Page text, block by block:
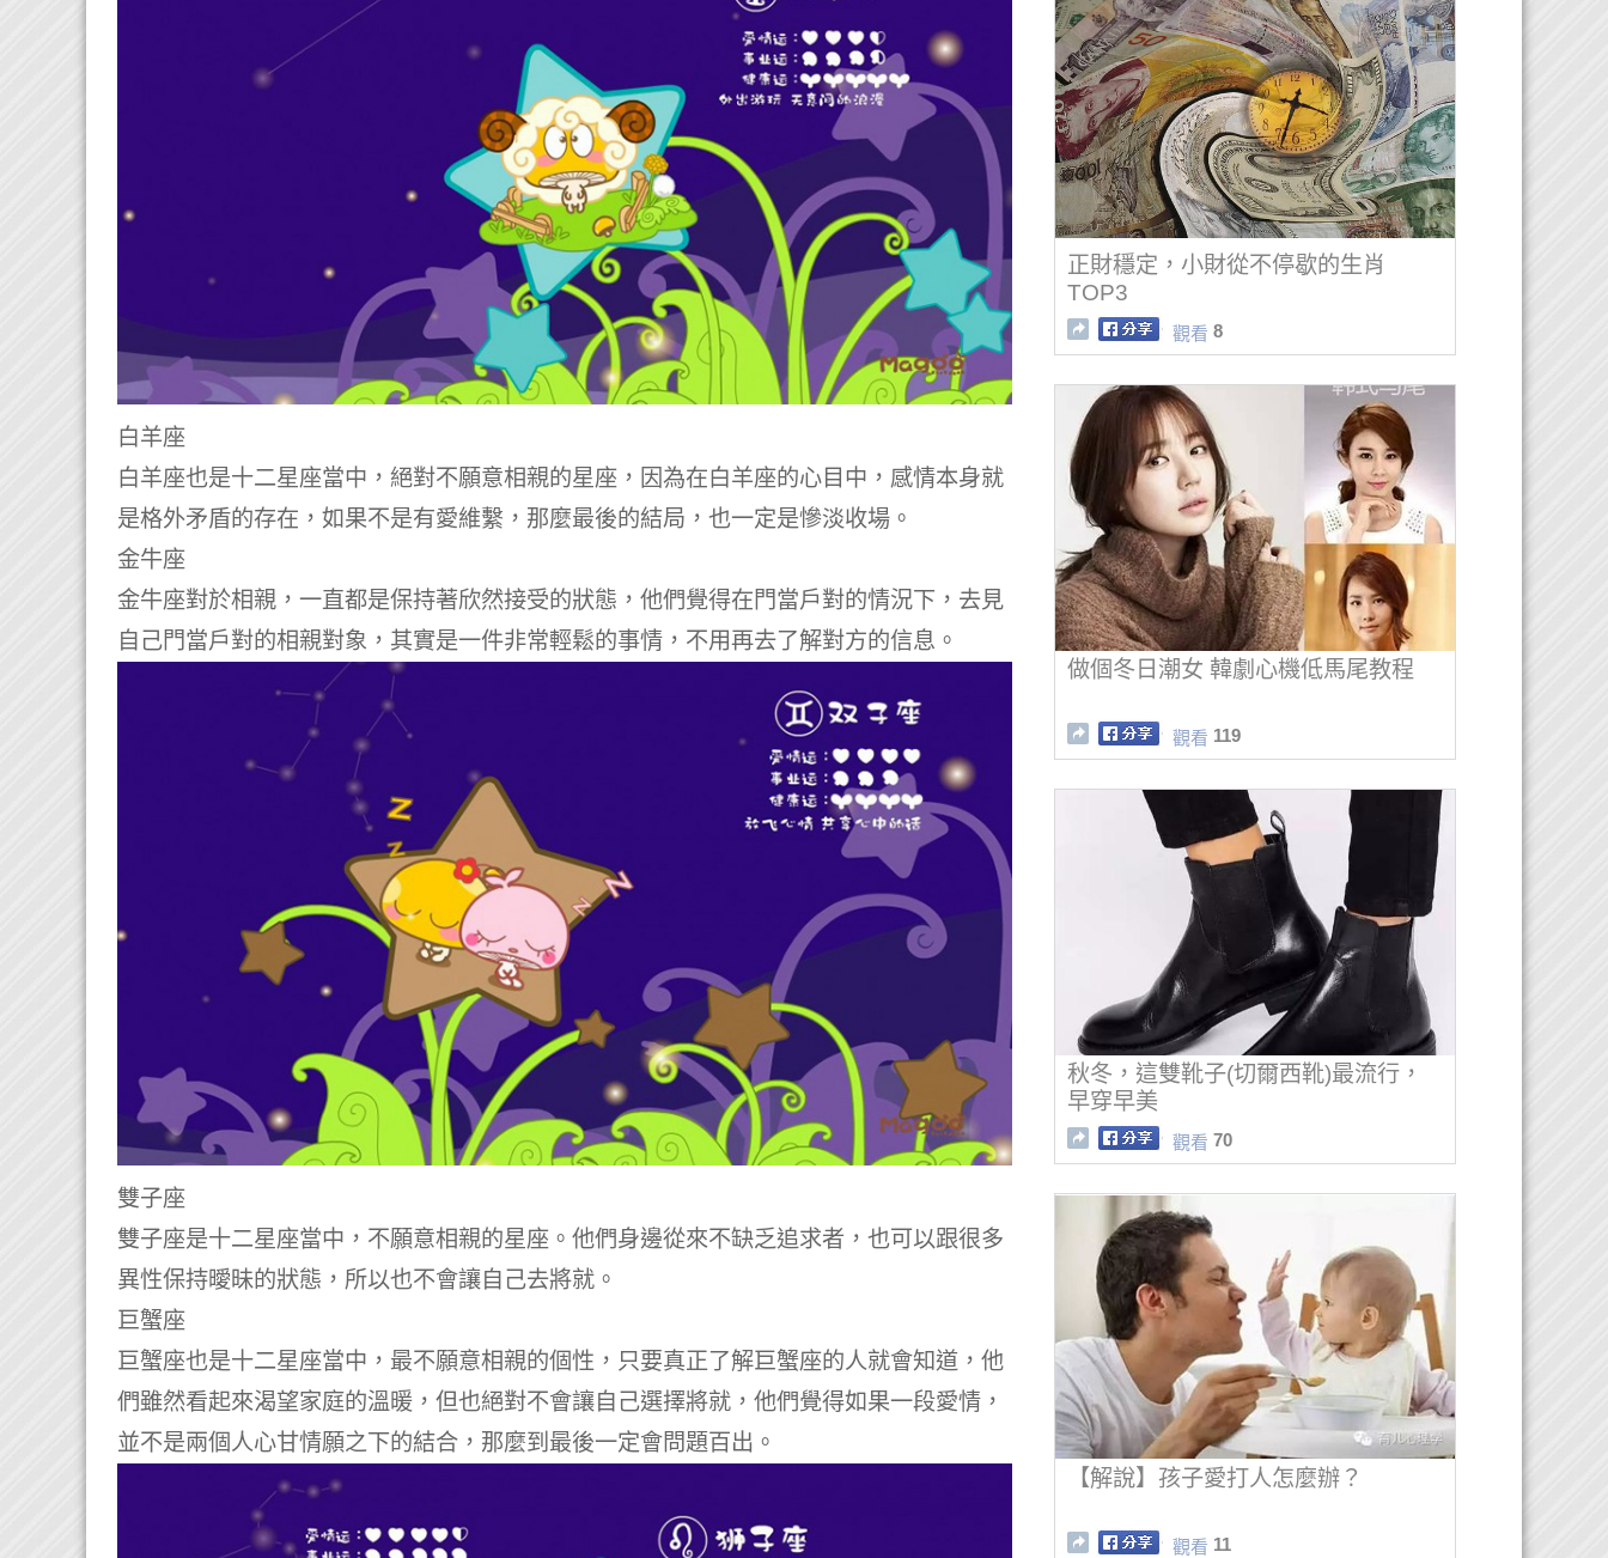
白羊座
白羊座也是十二星座當中，絕對不願意相親的星座，因為在白羊座的心目中，感情本身就
是格外矛盾的存在，如果不是有愛維繫，那麼最後的結局，也一定是慘淡收場。
金牛座
金牛座對於相親，一直都是保持著欣然接受的狀態，他們覺得在門當戶對的情況下，去見
自己門當戶對的相親對象，其實是一件非常輕鬆的事情，不用再去了解對方的信息。
雙子座
雙子座是十二星座當中，不願意相親的星座。 他們身邊從來不缺乏追求者，也可以跟很多
異性保持曖昧的狀態，所以也不會讓自己去將就。
巨蟹座
巨蟹座也是十二星座當中，最不願意相親的個性，只要真正了解巨蟹座的人就會知道，他
們雖然看起來渴望家庭的溫暖，但也絕對不會讓自己選擇將就，他們覺得如果一段愛情，
並不是兩個人心甘情願之下的結合，那麼到最後一定會問題百出。
正財穩定，小財從不停歇的生肖
TOP3
觀看 8
做個冬日潮女 韓劇心機低馬尾教程
觀看 119
秋冬，這雙靴子(切爾西靴)最流行，
早穿早美
觀看 70
【解說】孩子愛打人怎麼辦？
觀看 11